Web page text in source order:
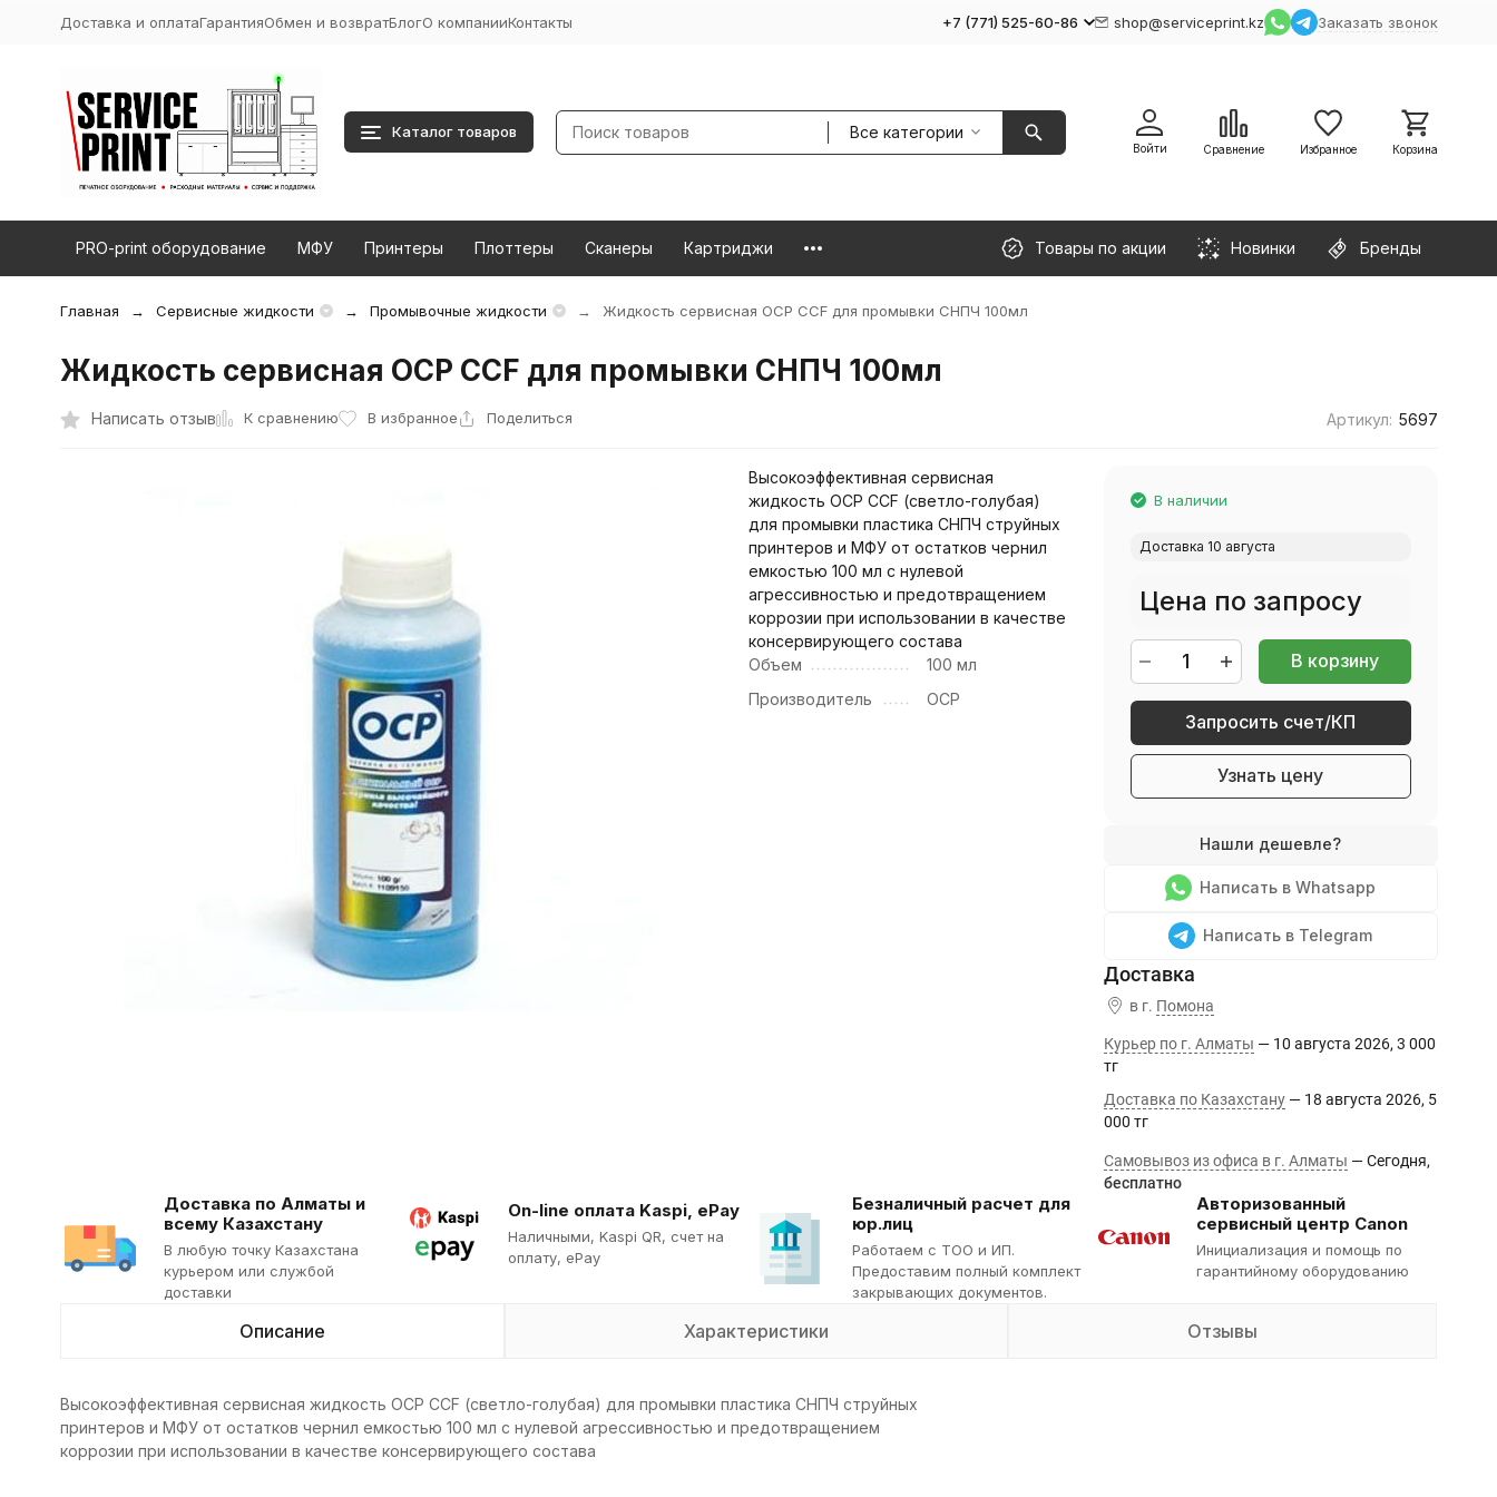
Доставка и оплатаГарантияОбмен и возвратБлогО компанииКонтакты +7 (771) 525-60-86 shop@serviceprint.kz Заказать звонок
Каталог товаров Все категории
Войти Сравнение Избранное Корзина
PRO-print оборудование МФУ Принтеры Плоттеры Сканеры Картриджи Товары по акции Новинки Бренды
Главная Сервисные жидкости Промывочные жидкости Жидкость сервисная OCP CCF для промывки СНПЧ 100мл
Жидкость сервисная OCP CCF для промывки СНПЧ 100мл
Написать отзыв К сравнению В избранное Поделиться Артикул: 5697
Высокоэффективная сервисная
жидкость OCP CCF (светло-голубая)
для промывки пластика СНПЧ струйных
принтеров и МФУ от остатков чернил
емкостью 100 мл с нулевой
агрессивностью и предотвращением
коррозии при использовании в качестве
консервирующего состава
Объем
100 мл
Производитель
OCP
В наличии
Доставка 10 августа
Цена по запросу
В корзину
Запросить счет/КП
Узнать цену
Написать в Whatsapp
Написать в Telegram
в г. Помона
Курьер по г. Алматы 10 августа 2026 3 000
тг
Доставка по Казахстану
18 августа 2026 5
000 тг
Самовывоз из офиса в г. Алматы
Сегодня
Бесплатно
Доставка по Алматы и
всему Казахстану
В любую точку Казахстана
курьером или службой
доставки
On-line оплата Kaspi, ePay
Наличными, Kaspi QR, cчет на
оплату, ePay
Безналичный расчет для
юр.лиц
Работаем с ТОО и ИП.
Предоставим полный комплект
закрывающих документов.
Авторизованный
сервисный центр Canon
Инициализация и помощь по
гарантийному оборудованию
Описание Характеристики Отзывы
Высокоэффективная сервисная жидкость OCP CCF (светло-голубая) для промывки пластика СНПЧ струйных
принтеров и МФУ от остатков чернил емкостью 100 мл с нулевой агрессивностью и предотвращением
коррозии при использовании в качестве консервирующего состава